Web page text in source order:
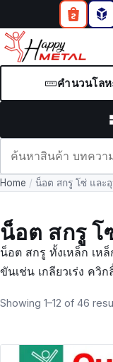
คำนวนโล
และ
Home / น็อต สกรู โซ่ และ
น็อต สกรู โ
น็อต สกรู ทั้งเหล็ก เห
ขันเช่น เกลียวเร่ง ควิ
Showing 1–12 of 46